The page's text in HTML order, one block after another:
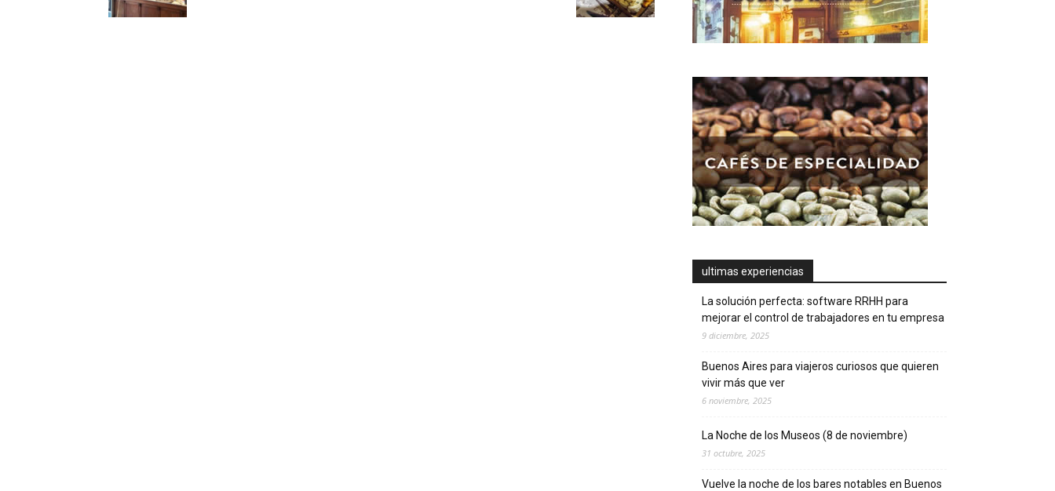
ultimas experiencias
La solución perfecta: software RRHH para
mejorar el control de trabajadores en tu empresa
9 diciembre, 2025
Buenos Aires para viajeros curiosos que quieren
vivir más que ver
6 noviembre, 2025
La Noche de los Museos (8 de noviembre)
31 octubre, 2025
Vuelve la noche de los bares notables en Buenos